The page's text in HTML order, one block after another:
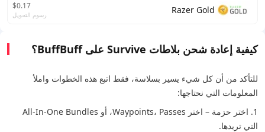
Razer Gold
$0.17
رسوم التحويل
كيفية إعادة شحن بلاطات Survive على BuffBuff؟
للتأكد من أن كل شيء يسير بسلاسة، فقط اتبع هذه الخطوات واملأ
المعلومات التي نحتاجها:
1. اختر حزمة – اختر Waypoints، Passes، أو All-In-One Bundles
التي تريدها.